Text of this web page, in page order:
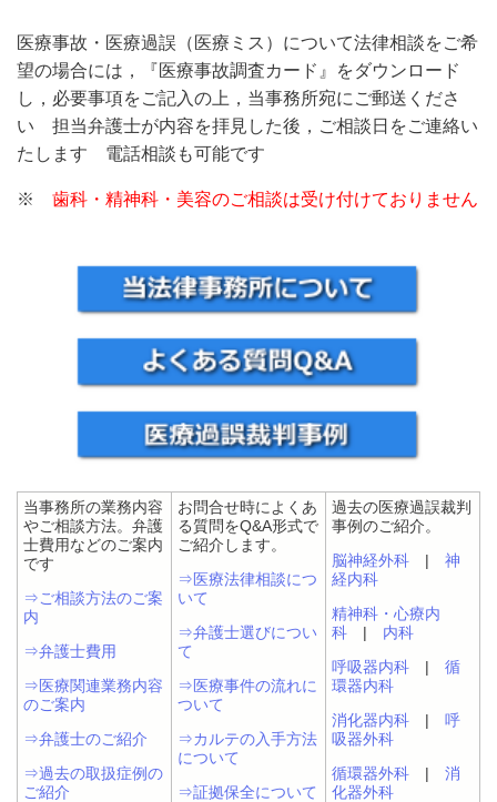
医療事故・医療過誤（医療ミス）について法律相談をご希
望の場合には，『医療事故調査カード』をダウンロード
し，必要事項をご記入の上，当事務所宛にご郵送くださ
い 担当弁護士が内容を拝見した後，ご相談日をご連絡い
たします 電話相談も可能です
※ 歯科・精神科・美容のご相談は受け付けておりません
当事務所の業務内容
やご相談方法。弁護
士費用などのご案内
です
⇒ご相談方法のご案
内
⇒弁護士費用
⇒医療関連業務内容
のご案内
⇒弁護士のご紹介
⇒過去の取扱症例の
ご紹介
お問合せ時によくあ
る質問をQ&A形式で
ご紹介します。
⇒医療法律相談につ
いて
⇒弁護士選びについ
て
⇒医療事件の流れに
ついて
⇒カルテの入手方法
について
⇒証拠保全について
過去の医療過誤裁判
事例のご紹介。
脳神経外科 | 神
経内科
精神科・心療内
科 | 内科
呼吸器内科 | 循
環器内科
消化器内科 | 呼
吸器外科
循環器外科 | 消
化器外科